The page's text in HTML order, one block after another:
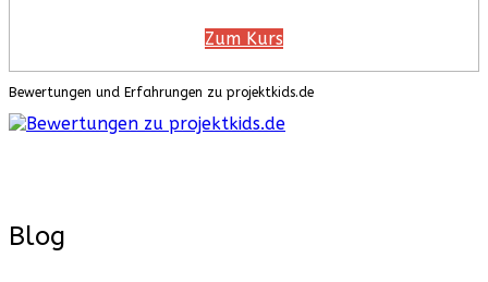
Zum Kurs
Bewertungen und Erfahrungen zu projektkids.de
Blog